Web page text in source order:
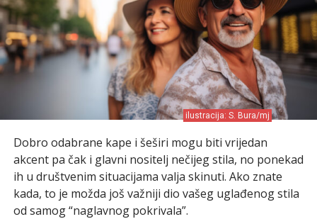
ilustracija: S. Bura/mj
Dobro odabrane kape i šeširi mogu biti vrijedan
akcent pa čak i glavni nositelj nečijeg stila, no ponekad
ih u društvenim situacijama valja skinuti. Ako znate
kada, to je možda još važniji dio vašeg uglađenog stila
od samog “naglavnog pokrivala”.